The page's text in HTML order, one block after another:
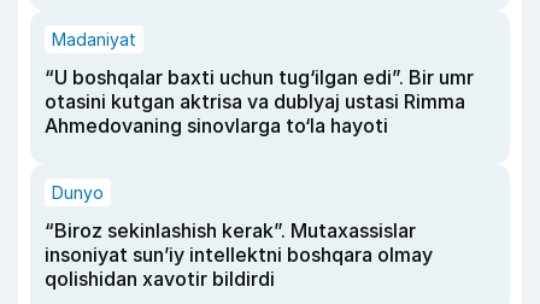
Madaniyat
“U boshqalar baxti uchun tug‘ilgan edi”. Bir umr
otasini kutgan aktrisa va dublyaj ustasi Rimma
Ahmedovaning sinovlarga to‘la hayoti
Dunyo
“Biroz sekinlashish kerak”. Mutaxassislar
insoniyat sun’iy intellektni boshqara olmay
qolishidan xavotir bildirdi